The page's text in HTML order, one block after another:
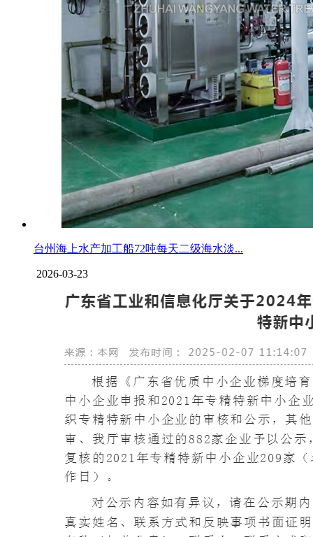
台州海上水产加工船72吨每天二级海水淡...
2026-03-23